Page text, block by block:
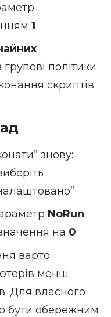
1
політики
скриптів
знову:
NoRun
на 0
варто
менш
Для власного
бути обережним